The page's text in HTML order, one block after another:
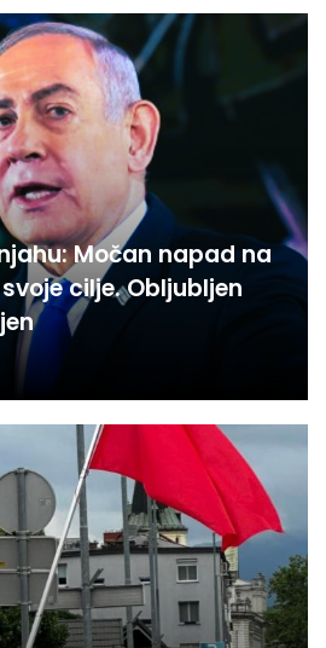
Močan napad na
cilje. Obljubljen